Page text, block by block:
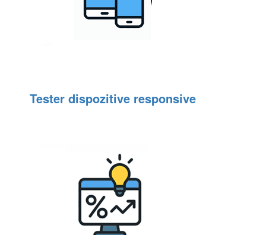
Tester dispozitive responsive